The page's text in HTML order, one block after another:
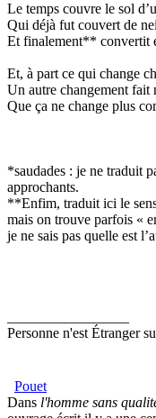
Le temps couvre le sol
Qui déjà fut couvert de
Et finalement** convertit
Et, à part ce qui change
Un autre changement fait
Que ça ne change plus
*saudades : je ne traduit
approchants.
**Enfim, traduit ici le
mais on trouve parfois «
je ne sais pas quelle est
Personne n'est Étranger
Pouet
Dans l'homme sans